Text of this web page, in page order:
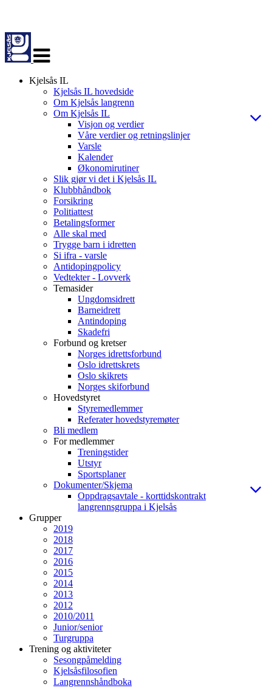
navigasjon
Kjelsås IL
Kjelsås IL hovedside
Om Kjelsås langrenn
Om Kjelsås IL
Visjon og verdier
Våre verdier og retningslinjer
Varsle
Kalender
Økonomirutiner
Slik gjør vi det i Kjelsås IL
Klubbhåndbok
Forsikring
Politiattest
Betalingsformer
Alle skal med
Trygge barn i idretten
Si ifra - varsle
Antidopingpolicy
Vedtekter - Lovverk
Temasider
Ungdomsidrett
Barneidrett
Antindoping
Skadefri
Forbund og kretser
Norges idrettsforbund
Oslo idrettskrets
Oslo skikrets
Norges skiforbund
Hovedstyret
Styremedlemmer
Referater hovedstyremøter
Bli medlem
For medlemmer
Treningstider
Utstyr
Sportsplaner
Dokumenter/Skjema
Oppdragsavtale - korttidskontrakt
langrennsgruppa i Kjelsås
Grupper
2019
2018
2017
2016
2015
2014
2013
2012
2010/2011
Junior/senior
Turgruppa
Trening og aktiviteter
Sesongpåmelding
Kjelsåsfilosofien
Langrennshåndboka